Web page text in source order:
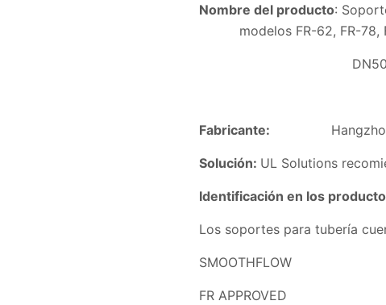
Nombre del producto:
modelos FR-62, FR-78,
DN50, DN65,
Fabricante:
Solución: UL Solutions
Identificación en los
Los soportes para tubería
SMOOTHFLOW
FR APPROVED